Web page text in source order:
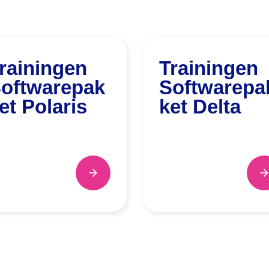
Polaris
arrow_forward
Trainingen
ket Delta